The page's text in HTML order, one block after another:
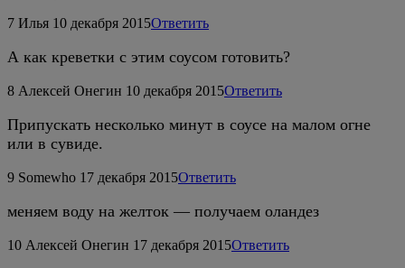
7 Илья 10 декабря 2015Ответить
А как креветки с этим соусом готовить?
8 Алексей Онегин 10 декабря 2015Ответить
Припускать несколько минут в соусе на малом огне
или в сувиде.
9 Somewho 17 декабря 2015Ответить
меняем воду на желток — получаем оландез
10 Алексей Онегин 17 декабря 2015Ответить